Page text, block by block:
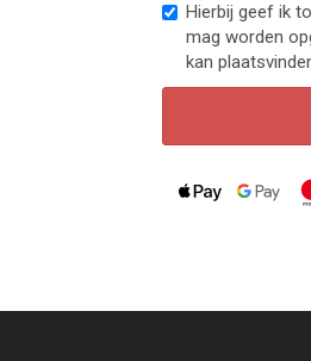
Hierbij geef ik
mag worden
kan